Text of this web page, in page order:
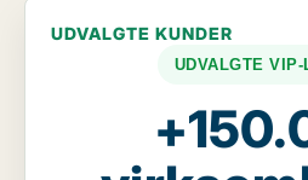
UDVALGTE KUNDER
UDVALGTE